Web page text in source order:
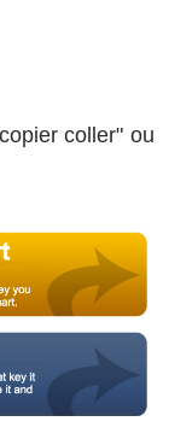
coller" ou